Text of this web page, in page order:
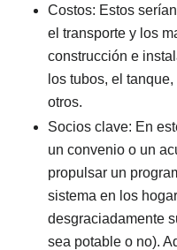
Costos: Estos
el transporte y los
construcción e
los tubos, el
otros.
Socios clave: En
un convenio o un
propulsar un
sistema en los
desgraciadamente
sea potable o no).